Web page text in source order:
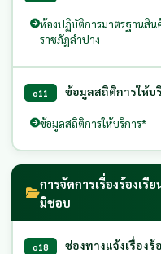
ห้องปฏิบัติการมาตรฐานสิน
ราชภัฏลำปาง
o11 ข้อมูลสถิติการให้บ
ข้อมูลสถิติการให้บริการ*
การจัดการเรื่องร้องเ
มิชอบ
o18 ช่องทางแจ้งเรื่อง